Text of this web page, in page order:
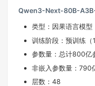
Qwen3-Next-80B-
类型：因果语言模型
训练阶段：预训练
参数量：总计800亿
非嵌入参数量：790
层数：48